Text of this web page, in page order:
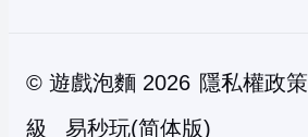
© 遊戲泡麵 2026 隱私權政策
級
易秒玩(简体版)